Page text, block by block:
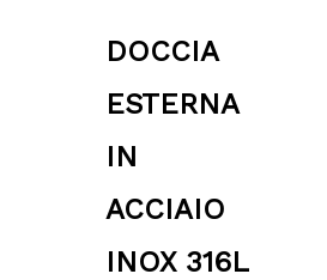
DOCCIA
ESTERNA
IN
ACCIAIO
INOX 316L